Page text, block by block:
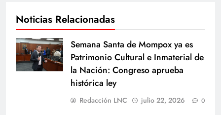
Noticias Relacionadas
Semana Santa de Mompox ya es
Patrimonio Cultural e Inmaterial de
la Nación: Congreso aprueba
histórica ley
Redacción LNC julio 22, 2026 0